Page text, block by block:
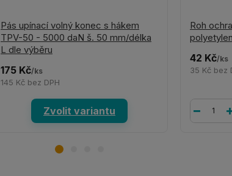
Pás upínací volný konec s hákem
TPV-50 - 5000 daN š. 50 mm/délka
L dle výběru
175 Kč/ks
145 Kč bez DPH
Zvolit variantu
Roh
polyetylen
42 Kč/ks
35 Kč bez